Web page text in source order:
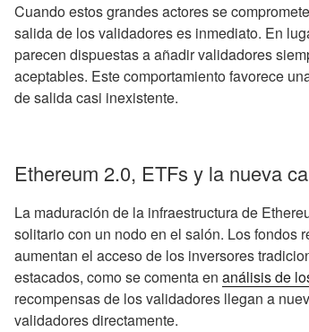
Cuando estos grandes actores se
salida de los validadores es inmediato. En
parecen dispuestas a añadir validadores
aceptables. Este comportamiento favorece
de salida casi inexistente.
Ethereum 2.0, ETFs y la nueva
La maduración de la infraestructura de
solitario con un nodo en el salón. Los fondos
aumentan el acceso de los inversores
estacados, como se comenta en análisis de
recompensas de los validadores llegan a
validadores directamente.